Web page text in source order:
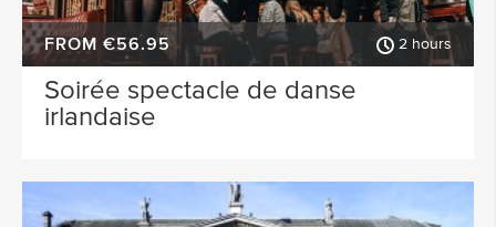
FROM €56.95 2 hours
Soirée spectacle de danse
irlandaise